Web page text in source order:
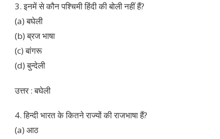
3. इनमें से कौन पश्चिमी हिंदी की बोली नहीं हैं?
(a) बघेली
(b) ब्रज भाषा
(c) बांगरू
(d) बुन्देली
उत्तर : बघेली
4. हिन्दी भारत के कितने राज्यों की राजभाषा हैं?
(a) आठ